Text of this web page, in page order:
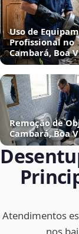
Uso de
Profissional no
Cambará, Boa
Remoção de
Cambará, Boa
Atendimentos
nos